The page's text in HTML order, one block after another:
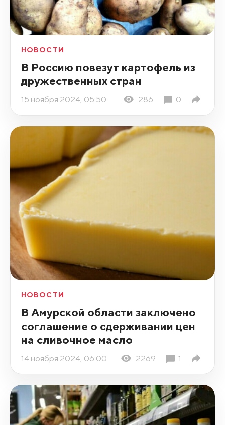
НОВОСТИ
В Россию повезут картофель из
дружественных стран
15 ноября 2024, 05:50 286 0
НОВОСТИ
В Амурской области заключено
соглашение о сдерживании цен
на сливочное масло
14 ноября 2024, 06:00 2269 1